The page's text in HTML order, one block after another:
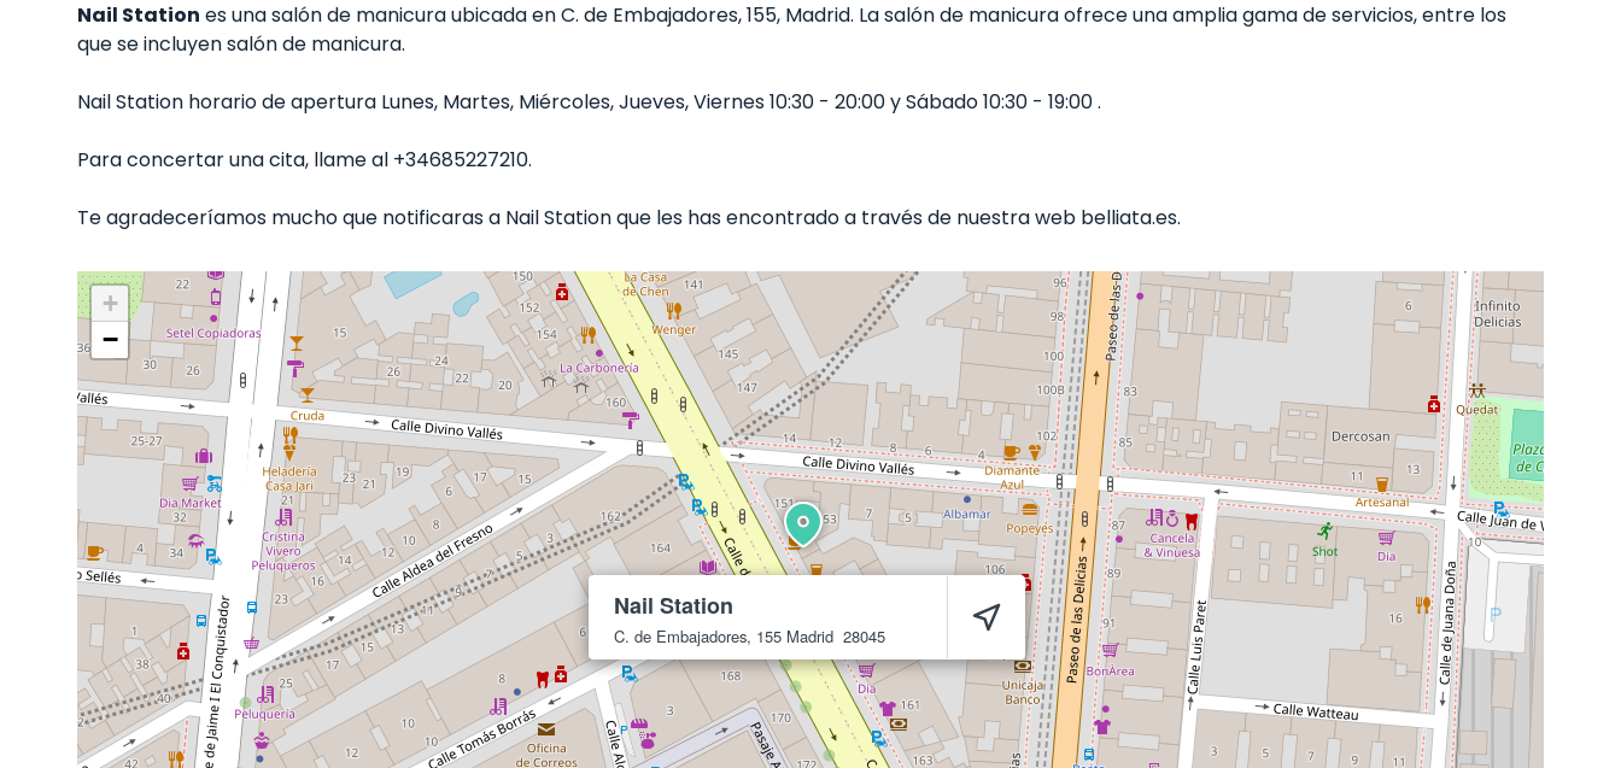
Nail Station es una salón de manicura ubicada en C. de Embajadores, 155, Madrid. La salón de manicura ofrece una amplia gama de servicios, entre los
que se incluyen salón de manicura.
Nail Station horario de apertura Lunes, Martes, Miércoles, Jueves, Viernes 10:30 - 20:00 y Sábado 10:30 - 19:00 .
Para concertar una cita, llame al +34685227210.
Te agradeceríamos mucho que notificaras a Nail Station que les has encontrado a través de nuestra web belliata.es.
Nail Station
C. de Embajadores, 155 Madrid 28045
+
−